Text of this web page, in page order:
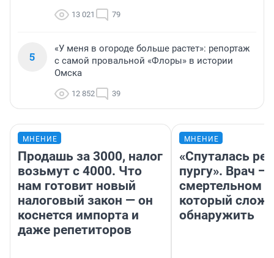
13 021 79
5
«У меня в огороде больше растет»: репортаж
с самой провальной «Флоры» в истории
Омска
12 852 39
МНЕНИЕ
Продашь за 3000, налог
возьмут с 4000. Что
нам готовит новый
налоговый закон — он
коснется импорта и
даже репетиторов
МНЕНИЕ
«Спуталась
пургу». Врач —
смертельном
который
обнаружить